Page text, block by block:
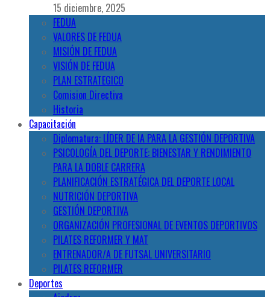
15 diciembre, 2025
FEDUA
VALORES DE FEDUA
MISIÓN DE FEDUA
VISIÓN DE FEDUA
PLAN ESTRATEGICO
Comision Directiva
Historia
Capacitación
Diplomatura: LÍDER DE IA PARA LA GESTIÓN DEPORTIVA
PSICOLOGÍA DEL DEPORTE: BIENESTAR Y RENDIMIENTO
PARA LA DOBLE CARRERA
PLANIFICACIÓN ESTRATÉGICA DEL DEPORTE LOCAL
NUTRICIÓN DEPORTIVA
GESTIÓN DEPORTIVA
ORGANIZACIÓN PROFESIONAL DE EVENTOS DEPORTIVOS
PILATES REFORMER Y MAT
ENTRENADOR/A DE FUTSAL UNIVERSITARIO
PILATES REFORMER
Deportes